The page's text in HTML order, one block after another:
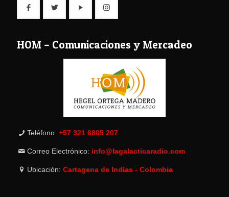
HOM – Comunicaciones y Mercadeo
Teléfono: +57 321 6805 207
Correo Electrónico: info@lagalacticaradio.com
Ubicación: Cartagena de Indias - Colombia